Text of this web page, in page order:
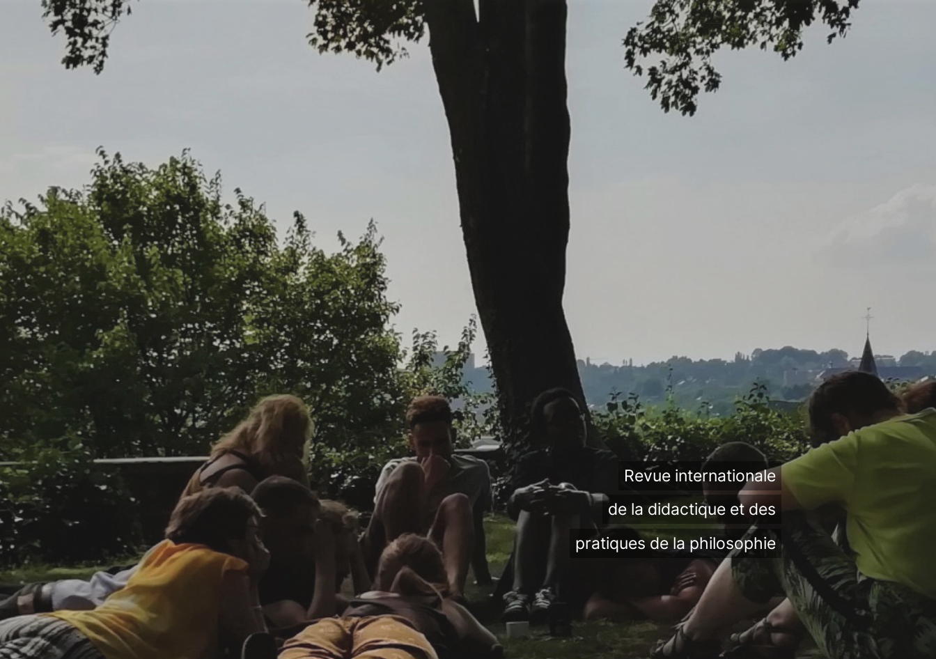
Revue internationale
de la didactique et des
pratiques de la philosophie